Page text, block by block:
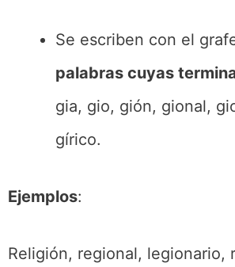
Se escriben con el
palabras cuyas
gia, gio, gión, gional,
gírico.
Ejemplos:
Religión, regional, legionario,